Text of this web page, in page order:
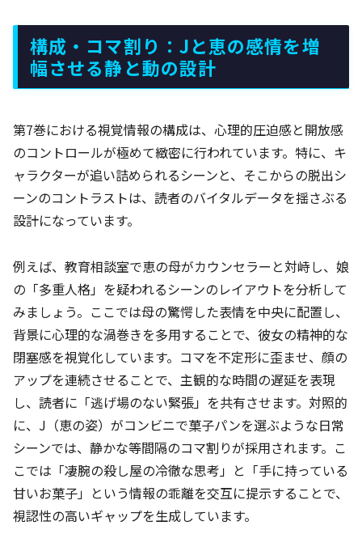
構成・コマ割り：Jと恵の感情を増
幅させる静と動の設計
第7巻における視覚情報の構成は、心理的圧迫感と開放感
のコントロールが極めて緻密に行われています。特に、キ
ャラクターが追い詰められるシーンと、そこからの脱出シ
ーンのコントラストは、読者のバイタルデータを揺さぶる
設計になっています。
例えば、教育相談室で恵の母がカウンセラーと対峙し、娘
の「多重人格」を疑われるシーンのレイアウトを分析して
みましょう。ここでは母の驚愕した表情を中央に配置し、
背景に心理的な渦巻きを多用することで、彼女の精神的な
閉塞感を視覚化しています。コマを不定形に歪ませ、顔の
アップを連続させることで、主観的な時間の遅延を表現
し、読者に「逃げ場のない緊張」を共有させます。対照的
に、J（恵の姿）がコンビニで菓子パンを選ぶような日常
シーンでは、静かな等間隔のコマ割りが採用されます。こ
こでは「凄腕の殺し屋の冷徹な思考」と「手に持っている
甘いお菓子」という情報の乖離を交互に提示することで、
視認性の高いギャップを生成しています。